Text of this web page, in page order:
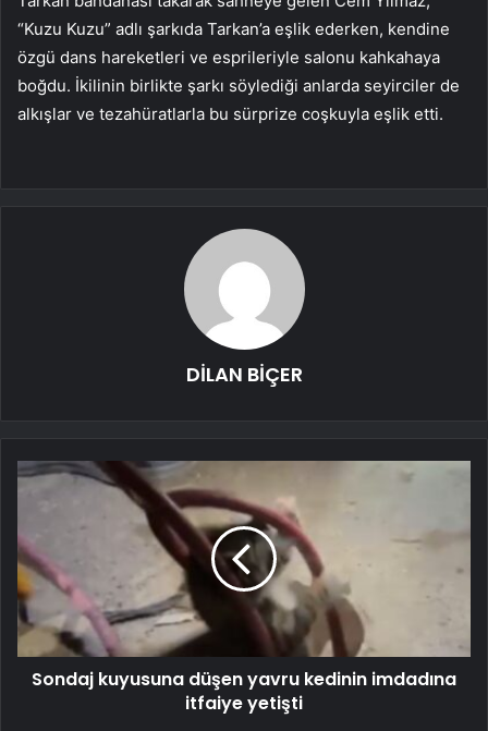
“Kuzu Kuzu” adlı şarkıda Tarkan’a eşlik ederken, kendine
özgü dans hareketleri ve esprileriyle salonu kahkahaya
boğdu. İkilinin birlikte şarkı söylediği anlarda seyirciler de
alkışlar ve tezahüratlarla bu sürprize coşkuyla eşlik etti.
DİLAN BİÇER
Sondaj kuyusuna düşen yavru kedinin imdadına
itfaiye yetişti